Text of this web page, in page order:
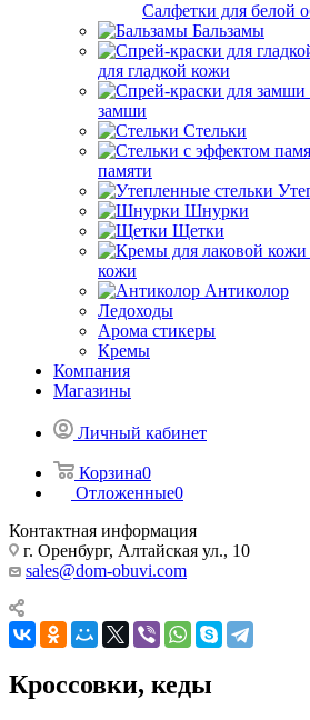
Салфетки для белой
Бальзамы
для гладкой кожи
замши
Стельки
памяти
Шнурки
Щетки
кожи
Антиколор
Ледоходы
Арома стикеры
Кремы
Компания
Магазины
Личный кабинет
Корзина0
Отложенные0
Контактная информация
г. Оренбург, Алтайская ул., 10
sales@dom-obuvi.com
Кроссовки, кеды